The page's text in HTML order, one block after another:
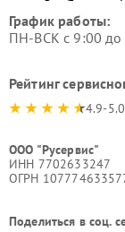
График работы:
ПН-ВСК с 9:00 до
Рейтинг
4.9-5.0
ООО "Русервис"
ИНН 7702633247
ОГРН
Поделиться в соц.